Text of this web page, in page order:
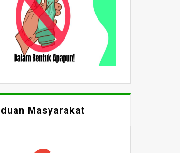
Masyarakat